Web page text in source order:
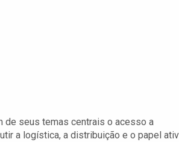
de seus temas centrais o acesso a
a logística, a distribuição e o papel